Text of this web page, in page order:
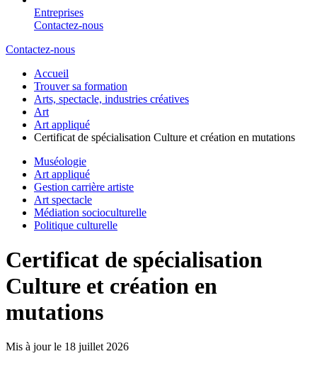
Entreprises
Contactez-nous
Contactez-nous
Accueil
Trouver sa formation
Arts, spectacle, industries créatives
Art
Art appliqué
Certificat de spécialisation Culture et création en mutations
Muséologie
Art appliqué
Gestion carrière artiste
Art spectacle
Médiation socioculturelle
Politique culturelle
Certificat de spécialisation
Culture et création en
mutations
Mis à jour le 18 juillet 2026